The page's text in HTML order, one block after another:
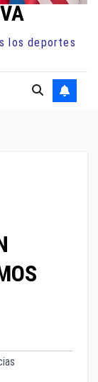
los deportes